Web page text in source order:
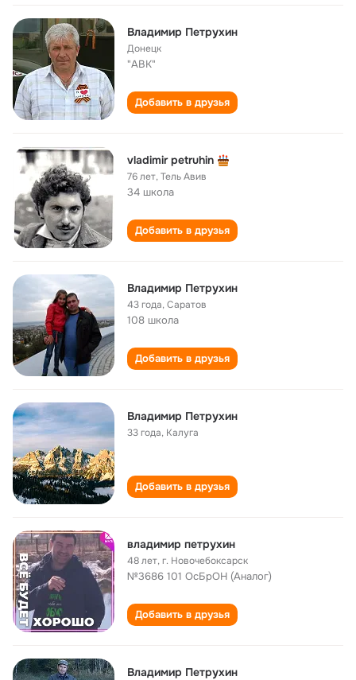
Владимир Петрухин
Донецк
"АВК"
Добавить в друзья
vladimir petruhin
76 лет,Тель Авив
34 школа
Добавить в друзья
Владимир Петрухин
43 года,Саратов
108 школа
Добавить в друзья
Владимир Петрухин
33 года, Калуга
Добавить в друзья
владимир петрухин
48 лет,г. Новочебоксарск
№3686 101 ОсБрОН (Аналог)
Добавить в друзья
Владимир Петрухин